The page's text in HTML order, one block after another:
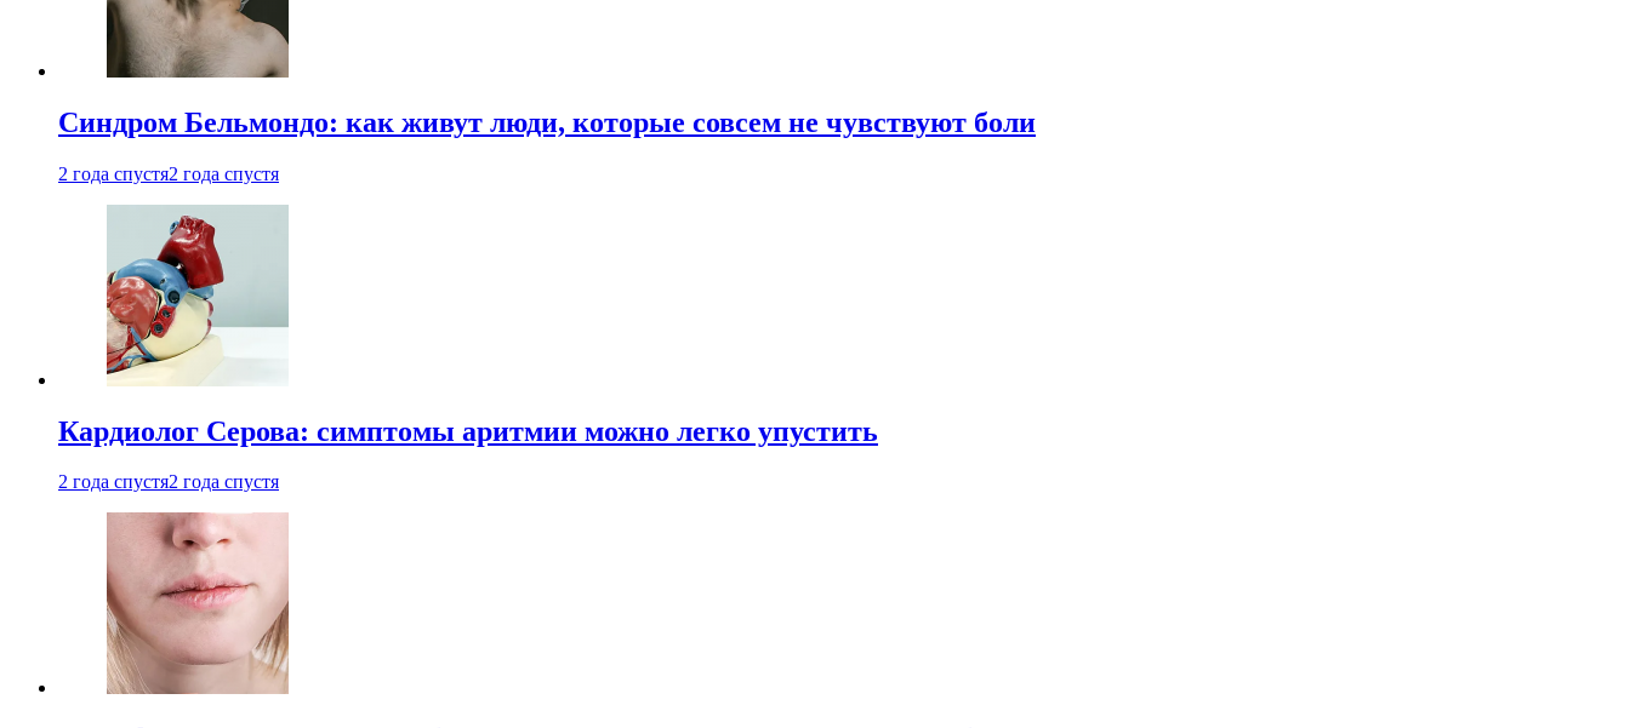
Синдром Бельмондо: как живут люди, которые совсем не чувствуют боли
2 года спустя2 года спустя
Кардиолог Серова: симптомы аритмии можно легко упустить
2 года спустя2 года спустя